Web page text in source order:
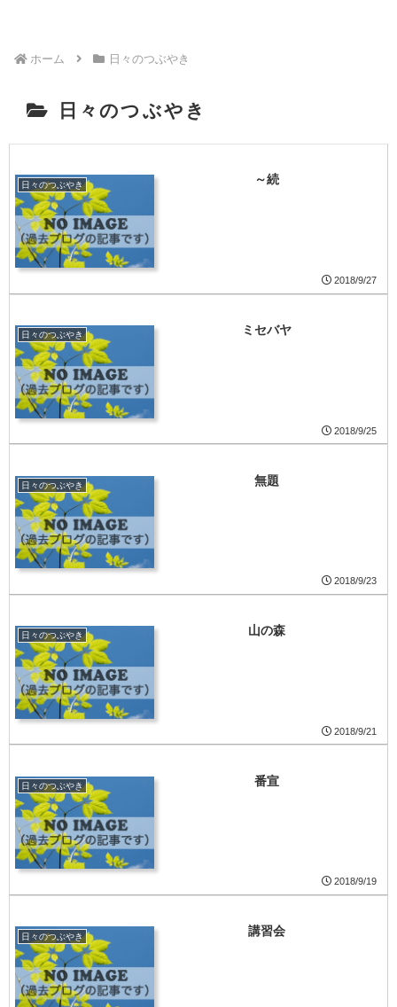
ホーム 日々のつぶやき
日々のつぶやき
日々のつぶやき ～続
2018/9/27
日々のつぶやき ミセバヤ
2018/9/25
日々のつぶやき 無題
2018/9/23
日々のつぶやき 山の森
2018/9/21
日々のつぶやき 番宣
2018/9/19
日々のつぶやき 講習会